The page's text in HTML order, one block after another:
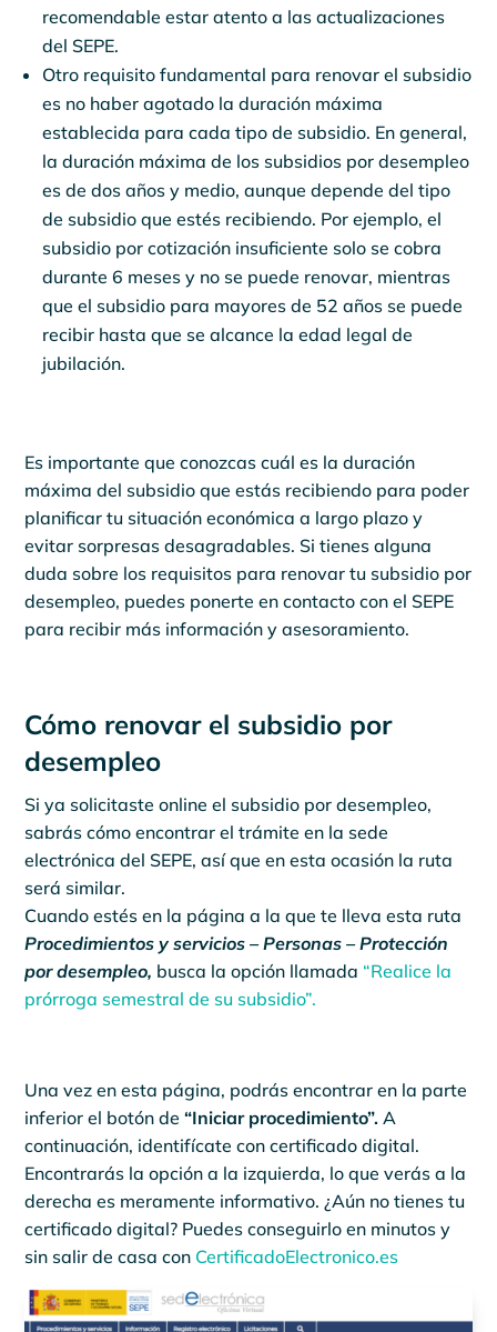
recomendable estar atento a las actualizaciones
del SEPE.
Otro requisito fundamental para renovar el subsidio
es no haber agotado la duración máxima
establecida para cada tipo de subsidio. En general,
la duración máxima de los subsidios por desempleo
es de dos años y medio, aunque depende del tipo
de subsidio que estés recibiendo. Por ejemplo, el
subsidio por cotización insuficiente solo se cobra
durante 6 meses y no se puede renovar, mientras
que el subsidio para mayores de 52 años se puede
recibir hasta que se alcance la edad legal de
jubilación.
Es importante que conozcas cuál es la duración
máxima del subsidio que estás recibiendo para poder
planificar tu situación económica a largo plazo y
evitar sorpresas desagradables. Si tienes alguna
duda sobre los requisitos para renovar tu subsidio por
desempleo, puedes ponerte en contacto con el SEPE
para recibir más información y asesoramiento.
Cómo renovar el subsidio por
desempleo
Si ya solicitaste online el subsidio por desempleo,
sabrás cómo encontrar el trámite en la sede
electrónica del SEPE, así que en esta ocasión la ruta
será similar.
Cuando estés en la página a la que te lleva esta ruta
Procedimientos y servicios – Personas – Protección
por desempleo, busca la opción llamada “Realice la
prórroga semestral de su subsidio”.
Una vez en esta página, podrás encontrar en la parte
inferior el botón de“Iniciar procedimiento”. A
continuación, identifícate con certificado digital.
Encontrarás la opción a la izquierda, lo que verás a la
derecha es meramente informativo. ¿Aún no tienes tu
certificado digital? Puedes conseguirlo en minutos y
sin salir de casa con CertificadoElectronico.es